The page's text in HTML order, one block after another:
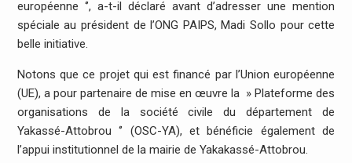
européenne ‘’, a-t-il déclaré avant d’adresser une mention
spéciale au président de l’ONG PAIPS, Madi Sollo pour cette
belle initiative.
Notons que ce projet qui est financé par l’Union européenne
(UE), a pour partenaire de mise en œuvre la » Plateforme des
organisations de la société civile du département de
Yakassé-Attobrou ‘’ (OSC-YA), et bénéficie également de
l’appui institutionnel de la mairie de Yakakassé-Attobrou.